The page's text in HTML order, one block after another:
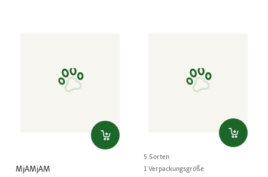
MjAMjAM
5 Sorten
1 Verpackungsgröße